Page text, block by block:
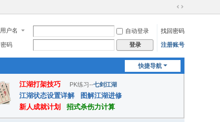
切
到
宽
用户名 自动登录
找回密码
密码
登录 注册账号
快捷导航
江湖打架技巧 PK练习--七剑江湖
江湖状态设置详解
图解江湖进修
新人成就计划
招式杀伤力计算